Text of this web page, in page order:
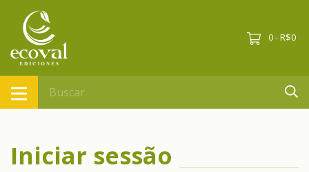
0 - R$0
Iniciar sessão